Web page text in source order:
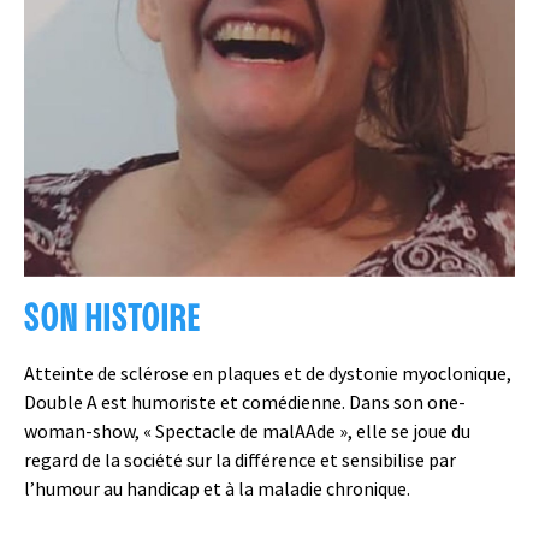
SON HISTOIRE
Atteinte de sclérose en plaques et de dystonie myoclonique,
Double A est humoriste et comédienne. Dans son one-
woman-show, « Spectacle de malAAde », elle se joue du
regard de la société sur la différence et sensibilise par
l’humour au handicap et à la maladie chronique.